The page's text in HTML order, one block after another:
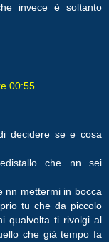
invece è soltanto
00:55
decidere se e cosa
che nn sei
nn mettermi in bocca
tu che da piccolo
qualvolta ti rivolgi al
che già tempo fa